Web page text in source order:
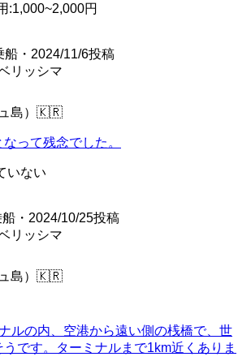
:1,000~2,000円
船・2024/11/6投稿
リッシマ
島） 🇰🇷
って残念でした。
いない
・2024/10/25投稿
リッシマ
島） 🇰🇷
ルの内、空港から遠い側の桟橋で、世
です。ターミナルまで1km近くありま